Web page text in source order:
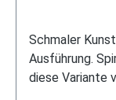
Schmaler
Ausführung. Spirale
diese Variante